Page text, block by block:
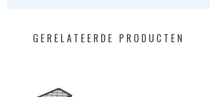
GERELATEERDE PRODUCTEN